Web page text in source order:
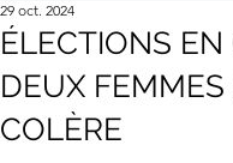
ÉLECTIONS EN
DEUX FEMMES
COLÈRE
29 oct. 2024